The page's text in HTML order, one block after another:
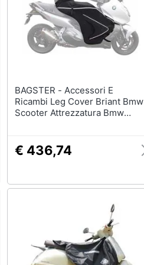
BAGSTER - Accessori E
Ricambi Leg Cover Briant Bmw
Scooter Attrezzatura Bmw
€ 436,74